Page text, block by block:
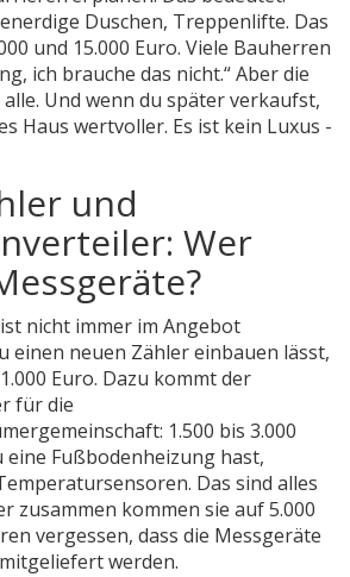
Duschen, Treppenlifte. Das
und 15.000 Euro. Viele Bauherren
ich brauche das nicht.“ Aber die
Und wenn du später verkaufst,
Haus wertvoller. Es ist kein Luxus -
und
Wer
nicht immer im Angebot
einen neuen Zähler einbauen lässt,
Euro. Dazu kommt der
für die
1.500 bis 3.000
eine Fußbodenheizung hast,
Das sind alles
zusammen kommen sie auf 5.000
vergessen, dass die Messgeräte
werden.